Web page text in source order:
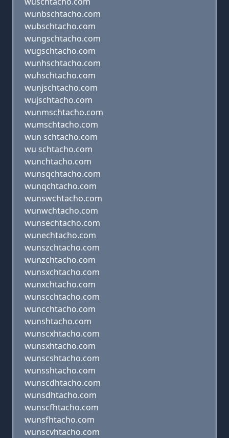
wunbschtacho.com
wubschtacho.com
wungschtacho.com
wugschtacho.com
wunhschtacho.com
wuhschtacho.com
wunjschtacho.com
wujschtacho.com
wunmschtacho.com
wumschtacho.com
wun schtacho.com
wu schtacho.com
wunchtacho.com
wunsqchtacho.com
wunqchtacho.com
wunswchtacho.com
wunwchtacho.com
wunsechtacho.com
wunechtacho.com
wunszchtacho.com
wunzchtacho.com
wunsxchtacho.com
wunxchtacho.com
wunscchtacho.com
wuncchtacho.com
wunshtacho.com
wunscxhtacho.com
wunsxhtacho.com
wunscshtacho.com
wunsshtacho.com
wunscdhtacho.com
wunsdhtacho.com
wunscfhtacho.com
wunsfhtacho.com
wunscvhtacho.com